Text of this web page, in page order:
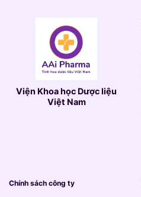
Viện Khoa học Dược liệu
Việt Nam
Chính sách công ty